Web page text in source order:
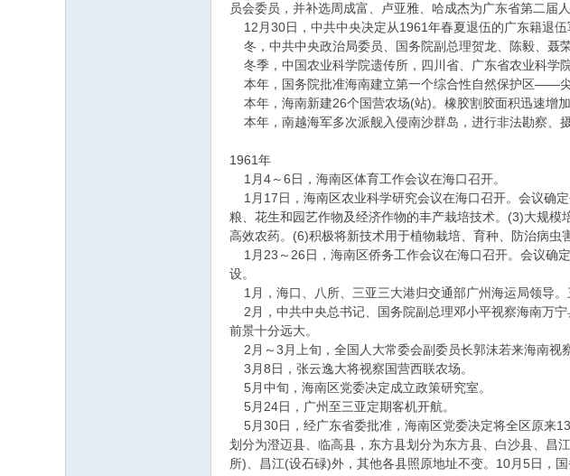
员会委员，并补选周成富、卢亚雅、哈成杰为广东省第二届
12月30日，中共中央决定从1961年春夏退伍的广东籍退伍
冬，中共中央政治局委员、国务院副总理贺龙、陈毅、聂
冬季，中国农业科学院遗传所，四川省、广东省农业科学
本年，国务院批准海南建立第一个综合性自然保护区——尖
本年，海南新建26个国营农场(站)。橡胶割胶面积迅速增加
本年，南越海军多次派舰入侵南沙群岛，进行非法勘察、
1961年
1月4～6日，海南区体育工作会议在海口召开。
1月17日，海南区农业科学研究会议在海口召开。会议确
粮、花生和园艺作物及经济作物的丰产栽培技术。(3)大规
高效农药。(6)积极将新技术用于植物栽培、育种、防治病虫
1月23～26日，海南区侨务工作会议在海口召开。会议确
设。
1月，海口、八所、三亚三大港归交通部广州海运局领导
2月，中共中央总书记、国务院副总理邓小平视察海南万
前景十分远大。
2月～3月上旬，全国人大常委会副委员长郭沫若来海南视
3月8日，张云逸大将视察国营西联农场。
5月中旬，海南区党委决定成立政策研究室。
5月24日，广州至三亚定期客机开航。
5月30日，经广东省委批准，海南区党委决定将全区原来
划分为澄迈县、临高县，东方县划分为东方县、白沙县、昌
所)、昌江(设石碌)外，其他各县照原地址不变。10月5日，